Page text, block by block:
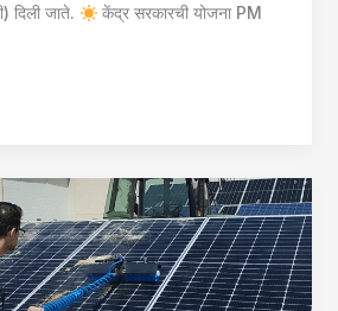
दिली जाते.
केंद्र सरकारची योजना PM